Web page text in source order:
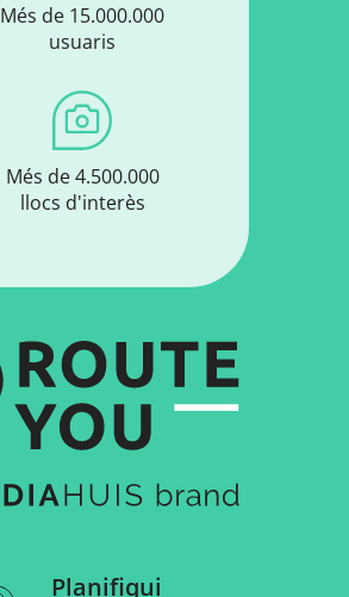
Més de 15.000.000
usuaris
Més de 4.500.000
llocs d'interès
Planifiqui